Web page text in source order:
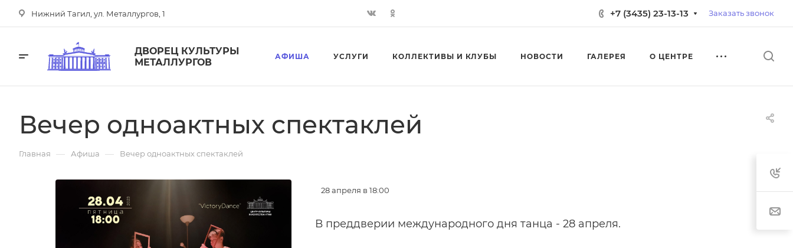
Нижний Тагил, ул. Металлургов, 1 +7 (3435) 23-13-13 Заказать звонок
ДВОРЕЦ КУЛЬТУРЫ
МЕТАЛЛУРГОВ
АФИША УСЛУГИ КОЛЛЕКТИВЫ И КЛУБЫ НОВОСТИ ГАЛЕРЕЯ О ЦЕНТРЕ
Вечер одноактных спектаклей
Главная — Афиша — Вечер одноактных спектаклей
28 апреля в 18:00
В преддверии международного дня танца - 28 апреля.